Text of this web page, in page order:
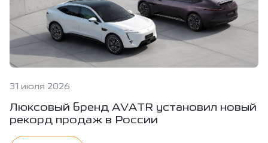
31 июля 2026
Люксовый бренд AVATR установил новый
рекорд продаж в России